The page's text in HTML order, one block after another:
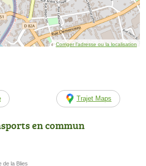
Corriger l’adresse ou la localisation
Trajet Maps
en commun
de la Blies